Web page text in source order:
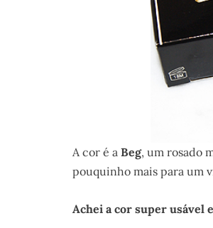
A cor é a Beg, um rosado
pouquinho mais para um
Achei a cor super usável